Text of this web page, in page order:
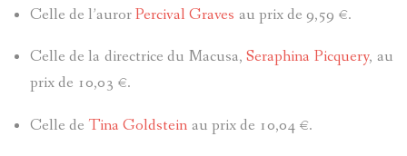
Celle de l’aurorPercival Graves au prix de 9,59 €.
Celle de la directrice du Macusa,Seraphina Picquery, au
prix de 10,03 €.
Celle de Tina Goldstein au prix de 10,04 €.